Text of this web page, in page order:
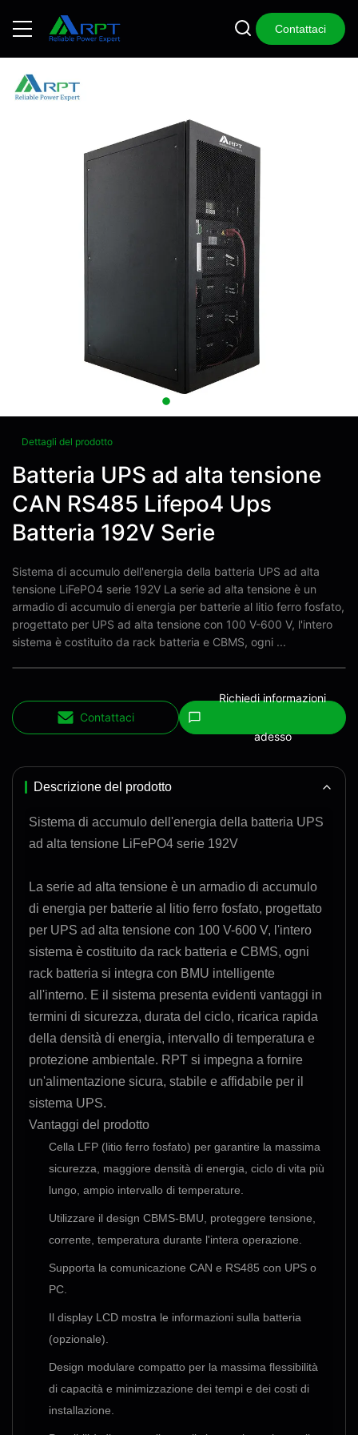
Contattaci
Dettagli del prodotto
Batteria UPS ad alta tensione
CAN RS485 Lifepo4 Ups
Batteria 192V Serie
Sistema di accumulo dell'energia della batteria UPS ad alta
tensione LiFePO4 serie 192V La serie ad alta tensione è un
armadio di accumulo di energia per batterie al litio ferro fosfato,
progettato per UPS ad alta tensione con 100 V-600 V, l'intero
sistema è costituito da rack batteria e CBMS, ogni ...
Contattaci
Richiedi informazioni
adesso
Descrizione del prodotto
Sistema di accumulo dell'energia della batteria UPS
ad alta tensione LiFePO4 serie 192V
La serie ad alta tensione è un armadio di accumulo
di energia per batterie al litio ferro fosfato, progettato
per UPS ad alta tensione con 100 V-600 V, l'intero
sistema è costituito da rack batteria e CBMS, ogni
rack batteria si integra con BMU intelligente
all'interno. E il sistema presenta evidenti vantaggi in
termini di sicurezza, durata del ciclo, ricarica rapida
della densità di energia, intervallo di temperatura e
protezione ambientale. RPT si impegna a fornire
un'alimentazione sicura, stabile e affidabile per il
sistema UPS.
Vantaggi del prodotto
Cella LFP (litio ferro fosfato) per garantire la massima
sicurezza, maggiore densità di energia, ciclo di vita più
lungo, ampio intervallo di temperature.
Utilizzare il design CBMS-BMU, proteggere tensione,
corrente, temperatura durante l'intera operazione.
Supporta la comunicazione CAN e RS485 con UPS o
PC.
Il display LCD mostra le informazioni sulla batteria
(opzionale).
Design modulare compatto per la massima flessibilità
di capacità e minimizzazione dei tempi e dei costi di
installazione.